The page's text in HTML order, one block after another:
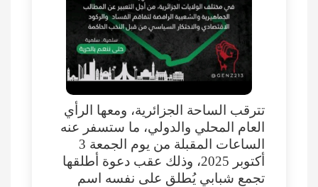
تترقب الساحة الجزائرية، ومعها الرأي
العام المحلي والدولي، ما ستسفر عنه
الساعات المقبلة من يوم الجمعة 3
أكتوبر 2025، وذلك عقب دعوة أطلقها
تجمع شبابي يُطلق على نفسه اسم